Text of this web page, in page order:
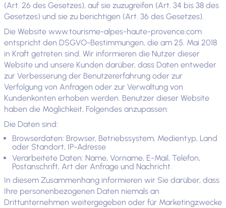
(Art. 26 des Gesetzes), auf sie zuzugreifen (Art. 34 bis 38 des
Gesetzes) und sie zu berichtigen (Art. 36 des Gesetzes).
Die Website www.tourisme-alpes-haute-provence.com
entspricht den DSGVO-Bestimmungen, die am 25. Mai 2018
in Kraft getreten sind. Wir informieren die Nutzer dieser
Website und unsere Kunden darüber, dass Daten entweder
zur Verbesserung der Benutzererfahrung oder zur
Verfolgung von Anfragen oder zur Verwaltung von
Kundenkonten erhoben werden. Benutzer dieser Website
haben die Möglichkeit, Folgendes anzupassen:
Die Daten sind:
Browserdaten: Browser, Betriebssystem, Medientyp, Land
oder Standort, IP-Adresse
Verarbeitete Daten: Name, Vorname, E-Mail, Telefon,
Postanschrift, Art der Anfrage und Nachricht.
In diesem Zusammenhang informieren wir Sie darüber, dass
Ihre personenbezogenen Daten niemals an
Drittunternehmen weitergegeben oder für Marketingzwecke